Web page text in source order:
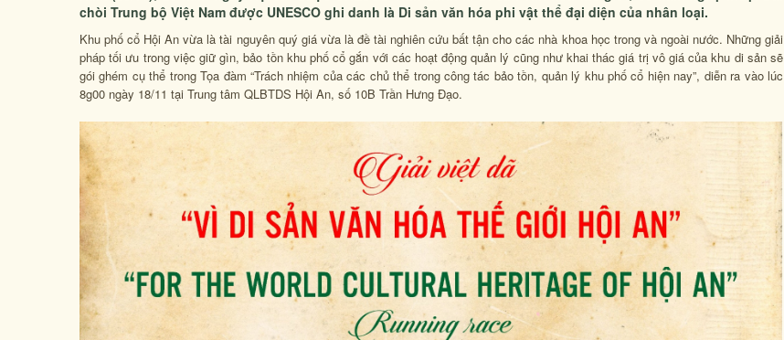
chòi Trung bộ Việt Nam được UNESCO ghi danh là Di sản văn hóa phi vật thể đại diện của nhân loại.
Khu phố cổ Hội An vừa là tài nguyên quý giá vừa là đề tài nghiên cứu bất tận cho các nhà khoa học trong và ngoài nước. Những giải
pháp tối ưu trong việc giữ gìn, bảo tồn khu phố cổ gắn với các hoạt động quản lý cũng như khai thác giá trị vô giá của khu di sản sẽ
gói ghém cụ thể trong Tọa đàm “Trách nhiệm của các chủ thể trong công tác bảo tồn, quản lý khu phố cổ hiện nay”, diễn ra vào lúc
8g00 ngày 18/11 tại Trung tâm QLBTDS Hội An, số 10B Trần Hưng Đạo.